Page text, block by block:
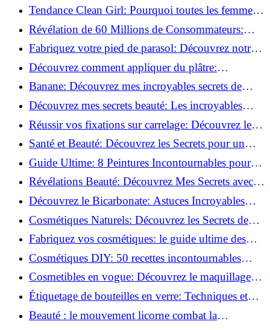
rapidement !
Tendance Clean Girl: Pourquoi toutes les femmes
l'adoptent?
Révélation de 60 Millions de Consommateurs:
Découvrez le meilleur fond de teint pour votre
peau!
Fabriquez votre pied de parasol: Découvrez notre
tutoriel facile !
Découvrez comment appliquer du plâtre:
Techniques pour un mur intérieur parfait!
Banane: Découvrez mes incroyables secrets de
beauté!
Découvrez mes secrets beauté: Les incroyables
vertus du curcuma!
Réussir vos fixations sur carrelage: Découvrez les
astuces infaillibles !
Santé et Beauté: Découvrez les Secrets pour un
Bien-être Optimal!
Guide Ultime: 8 Peintures Incontournables pour
Bois Extérieurs!
Révélations Beauté: Découvrez Mes Secrets avec le
Thé Vert Matcha!
Découvrez le Bicarbonate: Astuces Incroyables
pour Votre Quotidien!
Cosmétiques Naturels: Découvrez les Secrets de
Beauté Éco-responsables!
Fabriquez vos cosmétiques: le guide ultime des
produits de beauté maison!
Cosmétiques DIY: 50 recettes incontournables
pour sublimer votre beauté naturelle!
Cosmetibles en vogue: Découvrez le maquillage
100% comestible!
Étiquetage de bouteilles en verre: Techniques et
astuces incontournables!
Beauté : le mouvement licorne combat la